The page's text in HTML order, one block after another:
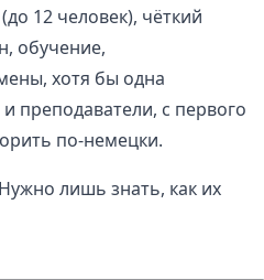
12 человек), чёткий
обучение,
хотя бы одна
преподаватели, с первого
по-немецки.
лишь знать, как их